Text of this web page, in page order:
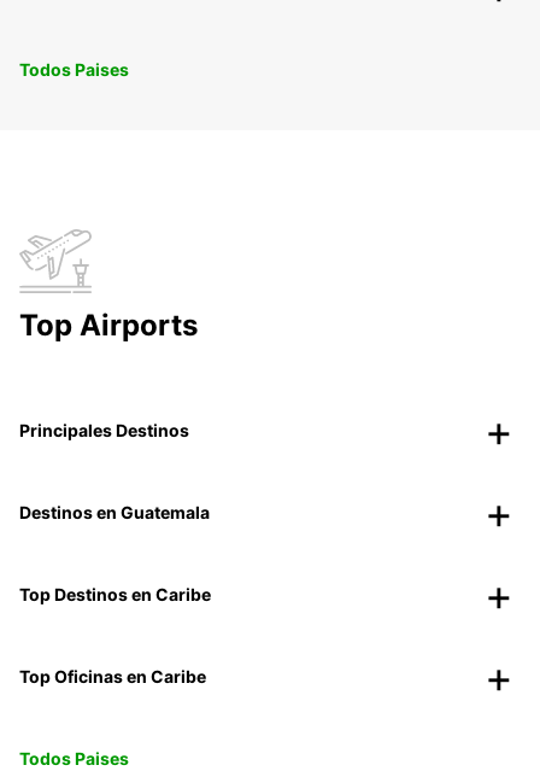
Todos Paises
Top Airports
Principales Destinos
Destinos en Guatemala
Top Destinos en Caribe
Top Oficinas en Caribe
Todos Paises